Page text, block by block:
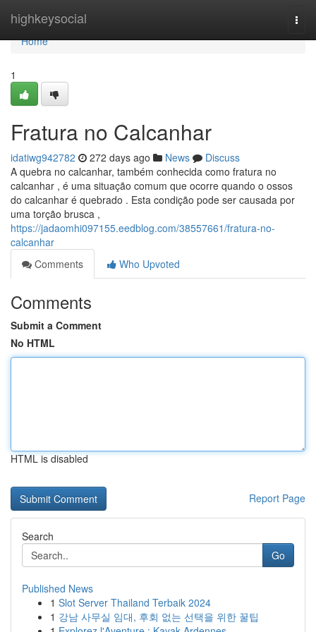
highkeysocial
Home
Home
1
Fratura no Calcanhar
idatiwg942782 272 days ago News
Discuss
A quebra no calcanhar, também conhecida como fratura no
calcanhar , é uma situação comum que ocorre quando o ossos
do calcanhar é quebrado . Esta condição pode ser causada por
uma torção brusca ,
https://jadaomhi097155.eedblog.com/38557661/fratura-no-
calcanhar
Comments
Who Upvoted
Comments
Submit a Comment
No HTML
HTML is disabled
Report Page
Search
Go
Published News
1 Slot Server Thailand Terbaik 2024
1 강남 사무실 임대, 후회 없는 선택을 위한 꿀팁